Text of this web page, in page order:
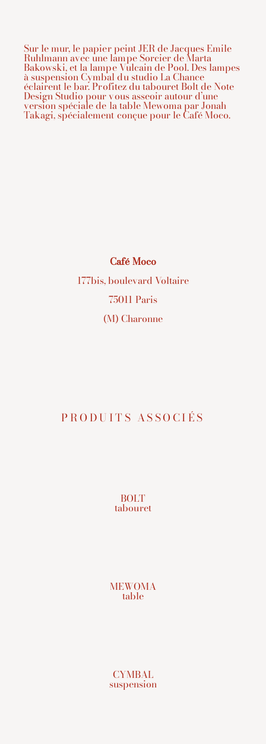
Sur le mur, le papier peint JER de Jacques Emile
Ruhlmann avec une lampe Sorcier de Marta
Bakowski, et la lampe Vulcain de Pool. Des lampes
à suspension Cymbal du studio La Chance
éclairent le bar. Profitez du tabouret Bolt de Note
Design Studio pour vous asseoir autour d’une
version spéciale de la table Mewoma par Jonah
Takagi, spécialement conçue pour le Café Moco.
Café Moco
177bis, boulevard Voltaire
75011 Paris
(M) Charonne
PRODUITS ASSOCIÉS
BOLT
tabouret
MEWOMA
table
CYMBAL
suspension